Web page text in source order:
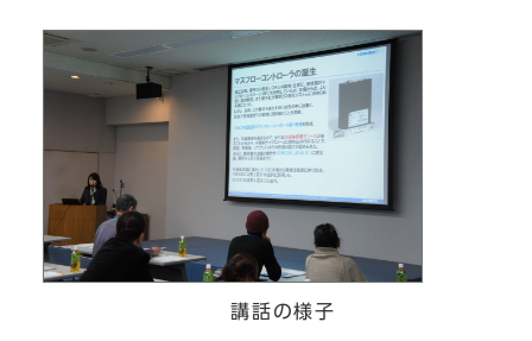
講話の様子